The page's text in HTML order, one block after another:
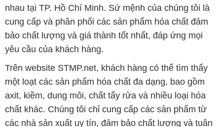
Trên website STMP.net, khách hàng có thể tìm thấy
một loạt các sản phẩm hóa chất đa dạng, bao gồm
axit, kiềm, dung môi, chất tẩy rửa và nhiều loại hóa
chất khác. Chúng tôi chỉ cung cấp các sản phẩm từ
các nhà sản xuất uy tín, đảm bảo chất lượng và tuân
thủ các tiêu chuẩn an toàn và bảo vệ môi trường.
Chúng tôi luôn tự hào về dịch vụ khách hàng của
mình. Đội ngũ nhân viên giàu kinh nghiệm và hiểu
biết sâu về các sản phẩm hóa chất sẵn sàng tư vấn